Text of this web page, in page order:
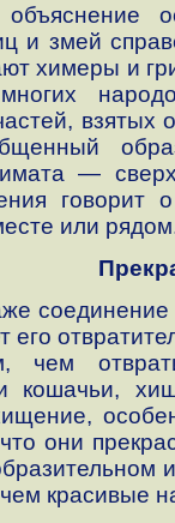
и змей
химеры и
многих
взятых
—
или
его
чем
кошачьи,
они
красивые